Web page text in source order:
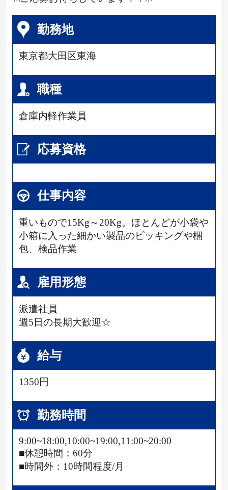
勤務地
東京都大田区東海
職種
倉庫内軽作業員
応募資格
仕事内容
重いもので15Kg～20Kg。ほとんどが小袋や
小箱に入った細かい製品のピッキングや梱
包、検品作業
雇用形態
派遣社員
週5日の長期大歓迎☆
給与
1350円
勤務時間
9:00~18:00,10:00~19:00,11:00~20:00
■休憩時間：60分
■時間外：10時間程度/月